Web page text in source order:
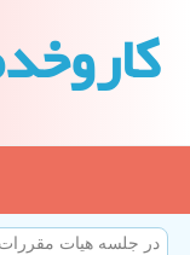
در جلسه هیات